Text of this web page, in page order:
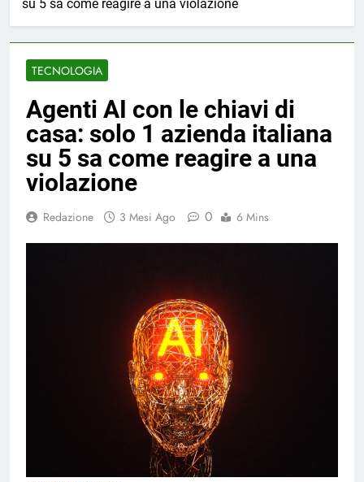
su 5 sa come reagire a una violazione
TECNOLOGIA
Agenti AI con le chiavi di
casa: solo 1 azienda italiana
su 5 sa come reagire a una
violazione
Redazione 3 Mesi Ago 0 6 Mins